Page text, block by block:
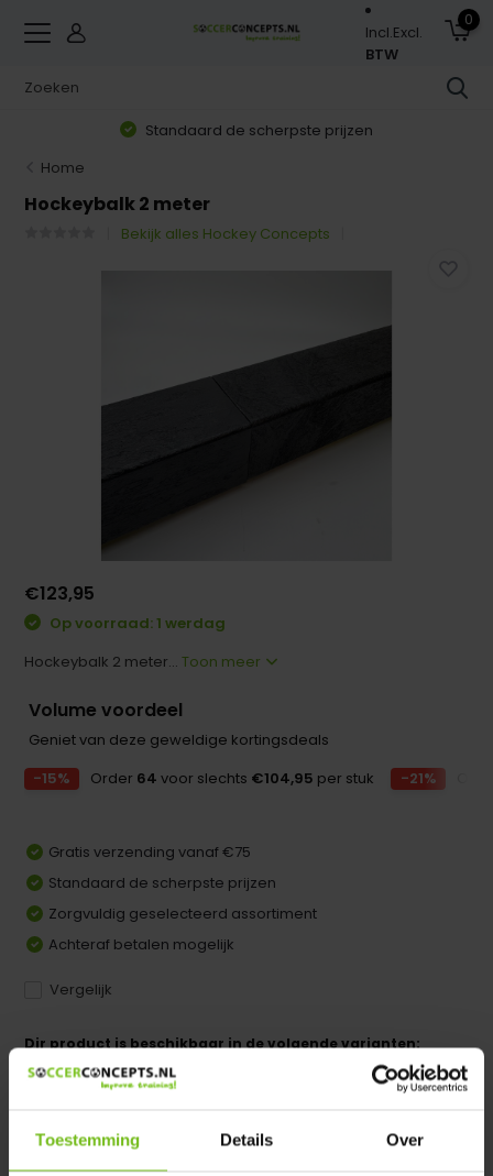
Toestemming Details Over
Incl.Excl.
BTW
0
Standaard de scherpste prijzen
Home
Hockeybalk 2 meter
Bekijk alles Hockey Concepts
€123,95
Op voorraad: 1 werdag
Hockeybalk 2 meter...Toon meer
Volume voordeel
Geniet van deze geweldige kortingsdeals
-15%
Order 64 voor slechts €104,95 per stuk -21%
Gratis verzending vanaf €75
Standaard de scherpste prijzen
Zorgvuldig geselecteerd assortiment
Achteraf betalen mogelijk
Vergelijk
Dir product is beschikbaar in de volgende varianten:
We helpen u graag met meer informatie
Verstuur email